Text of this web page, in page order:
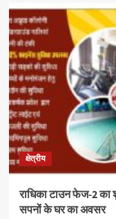
क्षेत्रीय
राधिका टाउन फेज-2
सपनों के घर का अवसर